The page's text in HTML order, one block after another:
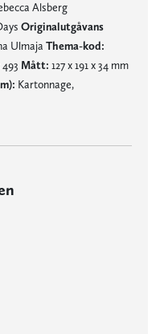
Alsberg
Originalutgåvans
Ulmaja Thema-kod:
493 Mått: 127 x 191 x 34 mm
Kartonnage,